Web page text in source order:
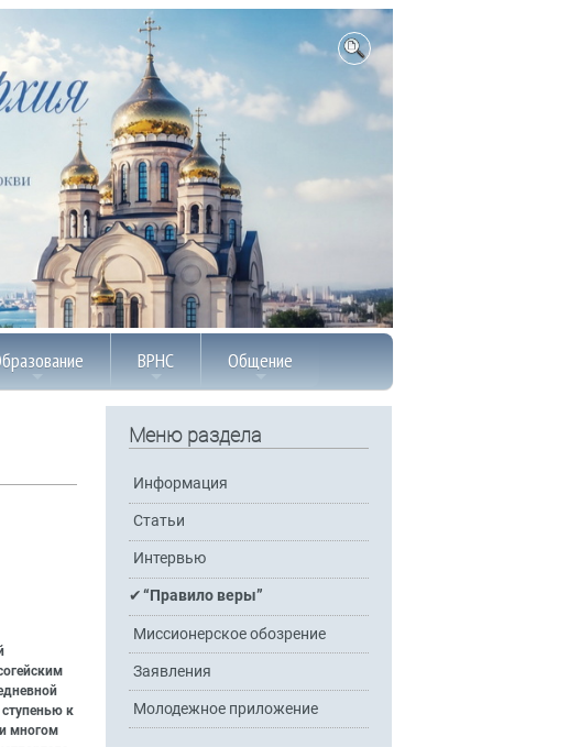
ВРНС Общение
к
многом
Меню раздела
Информация
Статьи
Интервью
“Правило веры”
Миссионерское обозрение
Заявления
Молодежное приложение